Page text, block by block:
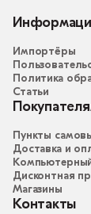
Импортёры
Политика
Статьи
Пункты
Доставка и
Дисконтная
Магазины
Контакты